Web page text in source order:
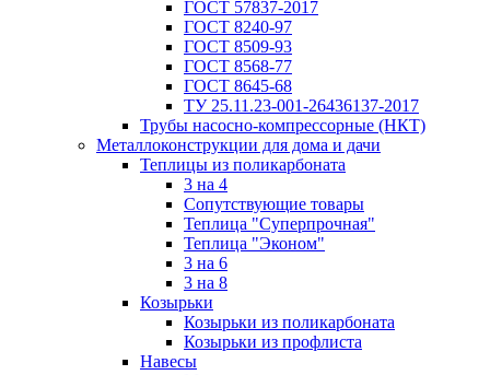
ГОСТ 57837-2017
ГОСТ 8240-97
ГОСТ 8509-93
ГОСТ 8568-77
ГОСТ 8645-68
ТУ 25.11.23-001-26436137-2017
Трубы насосно-компрессорные (НКТ)
Металлоконструкции для дома и дачи
Теплицы из поликарбоната
3 на 4
Сопутствующие товары
Теплица "Суперпрочная"
Теплица "Эконом"
3 на 6
3 на 8
Козырьки
Козырьки из поликарбоната
Козырьки из профлиста
Навесы